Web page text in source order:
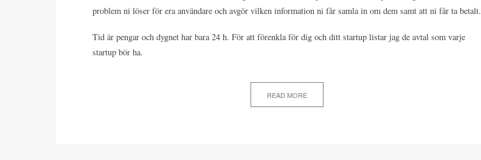
problem ni löser för era användare och avgör vilken information ni får samla in om dem samt att ni får ta betalt.
Tid är pengar och dygnet har bara 24 h. För att förenkla för dig och ditt startup listar jag de avtal som varje
startup bör ha.
READ MORE